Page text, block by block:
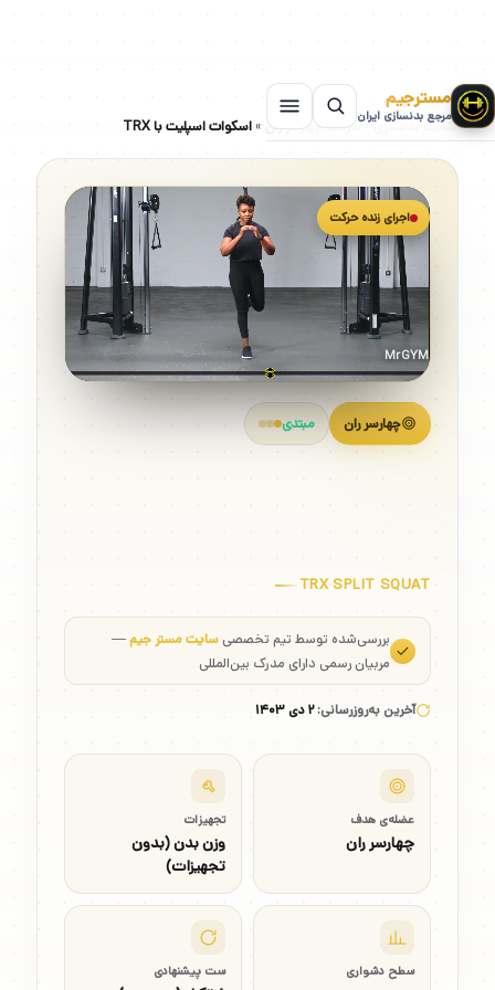
مسترجیم
مرجع بدنسازی ایران
سایت بدنسازی»حرکات چهارسر ران »اسکوات اسپلیت با TRX
چهارسر ران مبتدی
TRX SPLIT SQUAT
بررسی‌شده توسط تیم تخصصیسایت مستر جیم—
مربیان رسمی دارای مدرک بین‌المللی
آخرین به‌روزرسانی:۲ دی ۱۴۰۳
عضله‌ی هدف
چهارسر ران
تجهیزات
وزن بدن (بدون
تجهیزات)
سطح دشواری ست پیشنهادی
اجرای زنده حرکت
MrGYM